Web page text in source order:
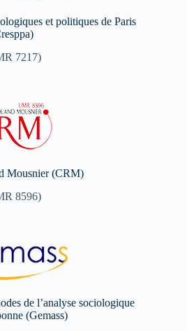
et politiques de Paris
7217)
Mousnier (CRM)
8596)
de l’analyse sociologique
(Gemass)